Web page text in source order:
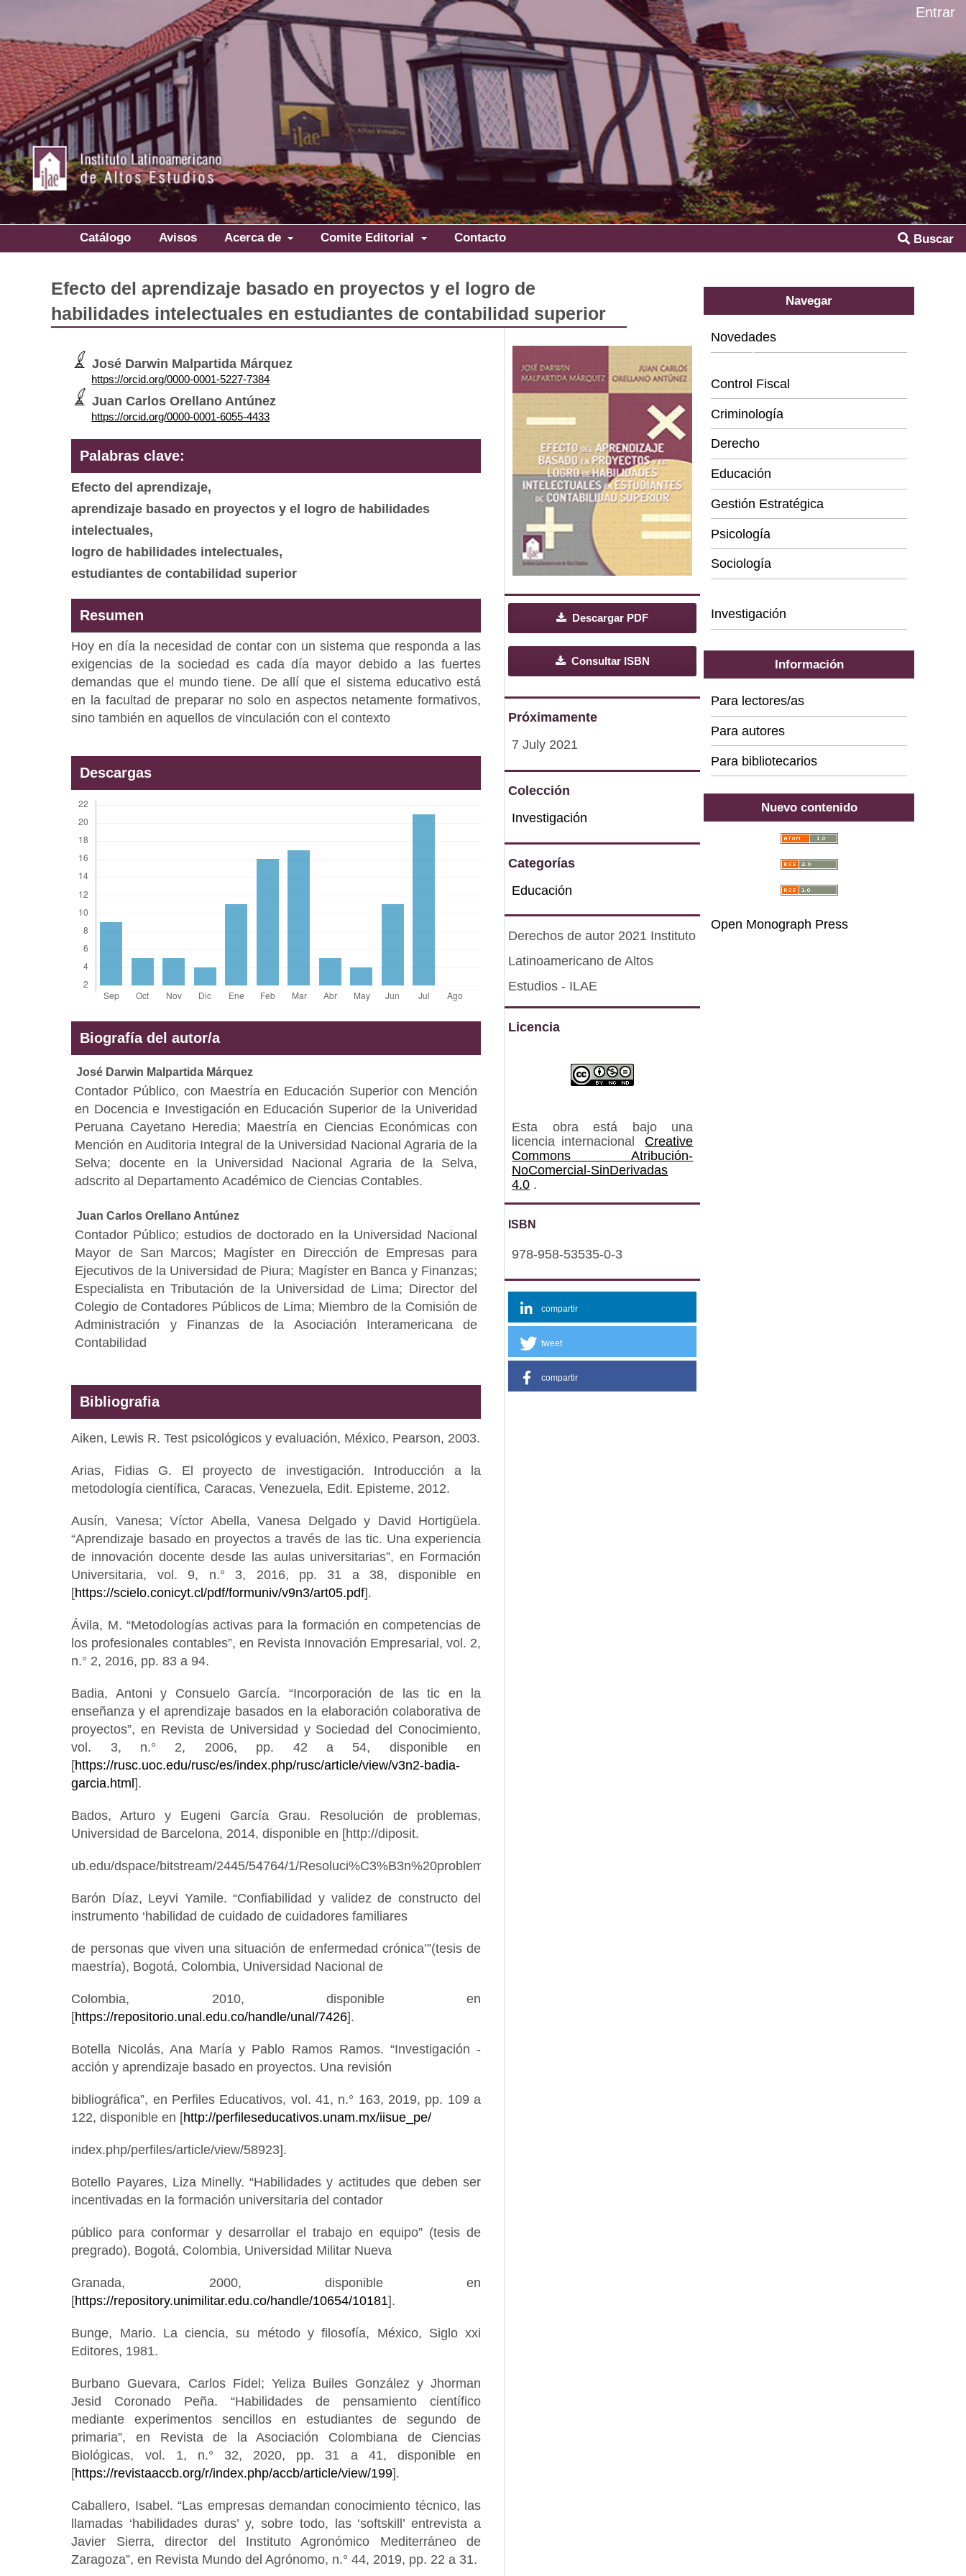
Catálogo Avisos Acerca de Comite Editorial Contacto Buscar
Entrar
Efecto del aprendizaje basado en proyectos y el logro de
habilidades intelectuales en estudiantes de contabilidad superior
José Darwin Malpartida Márquez
https://orcid.org/0000-0001-5227-7384
Juan Carlos Orellano Antúnez
https://orcid.org/0000-0001-6055-4433
Palabras clave:
Efecto del aprendizaje,
aprendizaje basado en proyectos y el logro de habilidades
intelectuales,
logro de habilidades intelectuales,
estudiantes de contabilidad superior
Resumen
Hoy en día la necesidad de contar con un sistema que responda a las
exigencias de la sociedad es cada día mayor debido a las fuertes
demandas que el mundo tiene. De allí que el sistema educativo está
en la facultad de preparar no solo en aspectos netamente formativos,
sino también en aquellos de vinculación con el contexto
Descargas
Biografía del autor/a
José Darwin Malpartida Márquez
Contador Público, con Maestría en Educación Superior con Mención
en Docencia e Investigación en Educación Superior de la Univeridad
Peruana Cayetano Heredia; Maestría en Ciencias Económicas con
Mención en Auditoria Integral de la Universidad Nacional Agraria de la
Selva; docente en la Universidad Nacional Agraria de la Selva,
adscrito al Departamento Académico de Ciencias Contables.
Juan Carlos Orellano Antúnez
Contador Público; estudios de doctorado en la Universidad Nacional
Mayor de San Marcos; Magíster en Dirección de Empresas para
Ejecutivos de la Universidad de Piura; Magíster en Banca y Finanzas;
Especialista en Tributación de la Universidad de Lima; Director del
Colegio de Contadores Públicos de Lima; Miembro de la Comisión de
Administración y Finanzas de la Asociación Interamericana de
Contabilidad
Bibliografia
Aiken, Lewis R. Test psicológicos y evaluación, México, Pearson, 2003.
Arias, Fidias G. El proyecto de investigación. Introducción a la
metodología científica, Caracas, Venezuela, Edit. Episteme, 2012.
Ausín, Vanesa; Víctor Abella, Vanesa Delgado y David Hortigüela.
“Aprendizaje basado en proyectos a través de las tic. Una experiencia
de innovación docente desde las aulas universitarias”, en Formación
Universitaria, vol. 9, n.° 3, 2016, pp. 31 a 38, disponible en
[https://scielo.conicyt.cl/pdf/formuniv/v9n3/art05.pdf].
Ávila, M. “Metodologías activas para la formación en competencias de
los profesionales contables”, en Revista Innovación Empresarial, vol. 2,
n.° 2, 2016, pp. 83 a 94.
Badia, Antoni y Consuelo García. “Incorporación de las tic en la
enseñanza y el aprendizaje basados en la elaboración colaborativa de
proyectos”, en Revista de Universidad y Sociedad del Conocimiento,
vol. 3, n.° 2, 2006, pp. 42 a 54, disponible en
[https://rusc.uoc.edu/rusc/es/index.php/rusc/article/view/v3n2-badia-
garcia.html].
Bados, Arturo y Eugeni García Grau. Resolución de problemas,
Universidad de Barcelona, 2014, disponible en [http://diposit.
ub.edu/dspace/bitstream/2445/54764/1/Resoluci%C3%B3n%20problemas.pdf].
Barón Díaz, Leyvi Yamile. “Confiabilidad y validez de constructo del
instrumento ‘habilidad de cuidado de cuidadores familiares
de personas que viven una situación de enfermedad crónica’”(tesis de
maestría), Bogotá, Colombia, Universidad Nacional de
Colombia, 2010, disponible en
[https://repositorio.unal.edu.co/handle/unal/7426].
Botella Nicolás, Ana María y Pablo Ramos Ramos. “Investigación -
acción y aprendizaje basado en proyectos. Una revisión
bibliográfica”, en Perfiles Educativos, vol. 41, n.° 163, 2019, pp. 109 a
122, disponible en [http://perfileseducativos.unam.mx/iisue_pe/
index.php/perfiles/article/view/58923].
Botello Payares, Liza Minelly. “Habilidades y actitudes que deben ser
incentivadas en la formación universitaria del contador
público para conformar y desarrollar el trabajo en equipo” (tesis de
pregrado), Bogotá, Colombia, Universidad Militar Nueva
Granada, 2000, disponible en
[https://repository.unimilitar.edu.co/handle/10654/10181].
Bunge, Mario. La ciencia, su método y filosofía, México, Siglo xxi
Editores, 1981.
Burbano Guevara, Carlos Fidel; Yeliza Builes González y Jhorman
Jesid Coronado Peña. “Habilidades de pensamiento científico
mediante experimentos sencillos en estudiantes de segundo de
primaria”, en Revista de la Asociación Colombiana de Ciencias
Biológicas, vol. 1, n.° 32, 2020, pp. 31 a 41, disponible en
[https://revistaaccb.org/r/index.php/accb/article/view/199].
Caballero, Isabel. “Las empresas demandan conocimiento técnico, las
llamadas ‘habilidades duras’ y, sobre todo, las ‘softskill’ entrevista a
Javier Sierra, director del Instituto Agronómico Mediterráneo de
Zaragoza”, en Revista Mundo del Agrónomo, n.° 44, 2019, pp. 22 a 31.
Descargar PDF
Consultar ISBN
Próximamente
7 July 2021
Colección
Investigación
Categorías
Educación
Derechos de autor 2021 Instituto
Latinoamericano de Altos
Estudios - ILAE
Licencia
Esta obra está bajo una
licencia internacional
Creative
Commons Atribución-
NoComercial-SinDerivadas
4.0 .
ISBN
978-958-53535-0-3
compartir
tweet
compartir
Navegar
Novedades
Categorías
Control Fiscal
Criminología
Derecho
Educación
Gestión Estratégica
Psicología
Sociología
Investigación
Información
Para lectores/as
Para autores
Para bibliotecarios
Nuevo contenido
Open Monograph Press